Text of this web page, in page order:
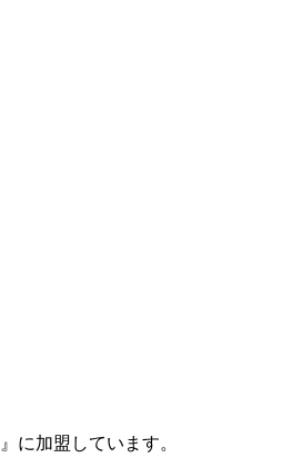
』に加盟しています。